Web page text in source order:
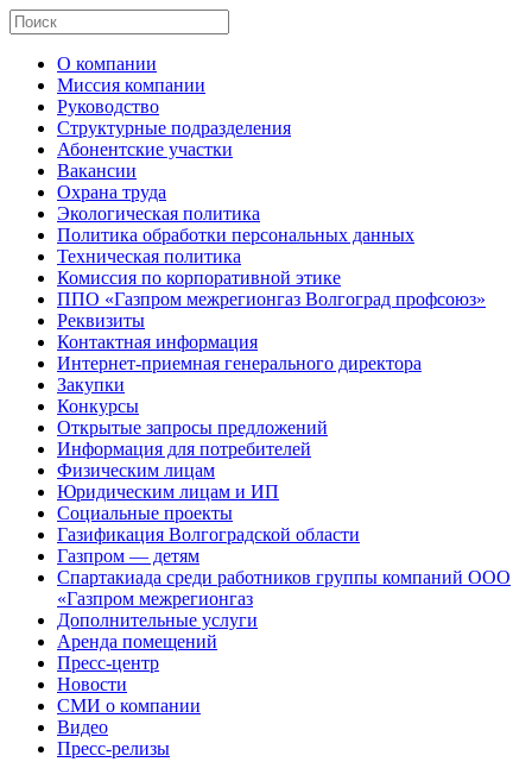
О компании
Миссия компании
Руководство
Структурные подразделения
Абонентские участки
Вакансии
Охрана труда
Экологическая политика
Политика обработки персональных данных
Техническая политика
Комиссия по корпоративной этике
ППО «Газпром межрегионгаз Волгоград профсоюз»
Реквизиты
Контактная информация
Интернет-приемная генерального директора
Закупки
Конкурсы
Открытые запросы предложений
Информация для потребителей
Физическим лицам
Юридическим лицам и ИП
Социальные проекты
Газификация Волгоградской области
Газпром — детям
Спартакиада среди работников группы компаний ООО
«Газпром межрегионгаз
Дополнительные услуги
Аренда помещений
Пресс-центр
Новости
СМИ о компании
Видео
Пресс-релизы